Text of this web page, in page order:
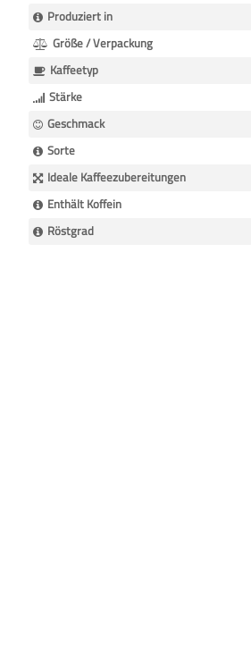
Produziert in
Größe / Verpackung
Kaffeetyp
Stärke
Geschmack
Sorte
Ideale Kaffeezubereitungen
Enthält Koffein
Röstgrad